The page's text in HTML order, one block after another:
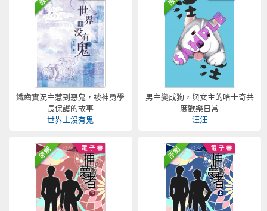
鐵齒實況主惹到惡鬼，被神勇學
長保護的故事
世界上沒有鬼
男主變成狗，與女主的哈士奇共
度歡樂日常
汪汪